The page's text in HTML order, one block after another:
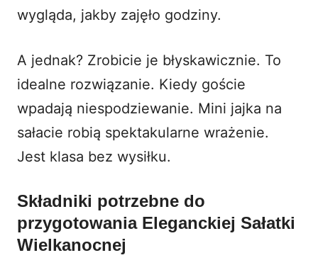
wygląda, jakby zajęło godziny.
A jednak? Zrobicie je błyskawicznie. To
idealne rozwiązanie. Kiedy goście
wpadają niespodziewanie. Mini jajka na
sałacie robią spektakularne wrażenie.
Jest klasa bez wysiłku.
Składniki potrzebne do
przygotowania Eleganckiej Sałatki
Wielkanocnej